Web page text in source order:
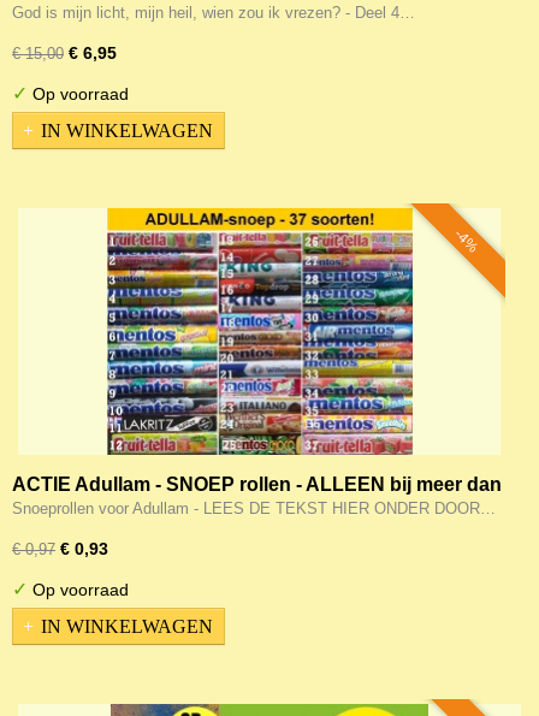
mijn licht, mijn heil, wien zou ik vrezen?
God is mijn licht, mijn heil, wien zou ik vrezen? - Deel 4…
€ 15,00 € 6,95
✓ Op voorraad
IN WINKELWAGEN
-4%
ACTIE Adullam - SNOEP rollen - ALLEEN bij meer dan
25 euro aan boeken/muziek
Snoeprollen voor Adullam - LEES DE TEKST HIER ONDER DOOR…
€ 0,97 € 0,93
✓ Op voorraad
IN WINKELWAGEN